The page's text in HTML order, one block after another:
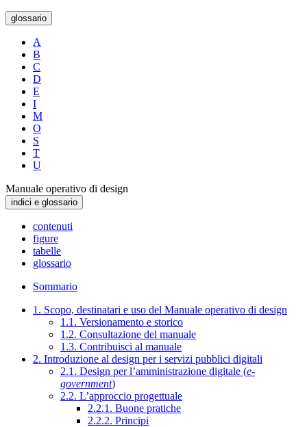
glossario
A
B
C
D
E
I
M
O
S
T
U
Manuale operativo di design
indici e glossario
contenuti
figure
tabelle
glossario
Sommario
1. Scopo, destinatari e uso del Manuale operativo di design
1.1. Versionamento e storico
1.2. Consultazione del manuale
1.3. Contribuisci al manuale
2. Introduzione al design per i servizi pubblici digitali
2.1. Design per l’amministrazione digitale (e-
government)
2.2. L’approccio progettuale
2.2.1. Buone pratiche
2.2.2. Principi